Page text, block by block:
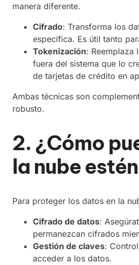
manera diferente.
Cifrado: Transforma los
específica. Es útil tanto
Tokenización: Reemplaza
fuera del sistema que lo
de tarjetas de crédito en
Ambas técnicas son
robusto.
2. ¿Cómo
la nube
Para proteger los datos en la
Cifrado de datos:
permanezcan cifrados
Gestión de claves:
acceder a los datos.